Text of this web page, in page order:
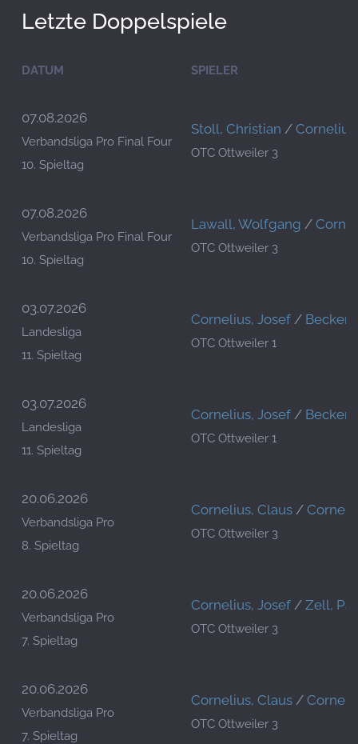
Letzte Doppelspiele
DATUM SPIELER
07.08.2026
Verbandsliga Pro Final Four
10. Spieltag
Stoll, Christian /
OTC Ottweiler 3
07.08.2026
Verbandsliga Pro Final Four
10. Spieltag
Lawall, Wolfgang /
OTC Ottweiler 3
03.07.2026
Landesliga
11. Spieltag
Cornelius, Josef / Becker,
OTC Ottweiler 1
03.07.2026
Landesliga
11. Spieltag
Cornelius, Josef / Becker,
OTC Ottweiler 1
20.06.2026
Verbandsliga Pro
8. Spieltag
Cornelius, Claus /
OTC Ottweiler 3
20.06.2026
Verbandsliga Pro
7. Spieltag
Cornelius, Josef / Zell,
OTC Ottweiler 3
20.06.2026
Verbandsliga Pro
7. Spieltag
Cornelius, Claus /
OTC Ottweiler 3